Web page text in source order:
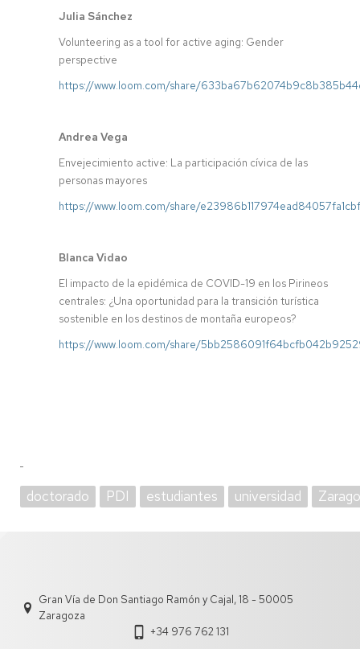
Julia Sánchez
Volunteering as a tool for active aging: Gender
perspective
https://www.loom.com/share/
Andrea Vega
Envejecimiento active: La participación cívica de las
personas mayores
https://www.loom.com/share/
Blanca Vidao
El impacto de la epidémica de COVID-19 en los Pirineos
centrales: ¿Una oportunidad para la transición turística
sostenible en los destinos de montaña europeos?
https://www.loom.com/share/
doctorado PDI estudiantes universidad
Gran Vía de Don Santiago Ramón y Cajal, 18 - 50005
Zaragoza
+34 976 762 131